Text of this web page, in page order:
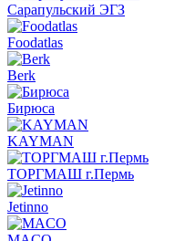
Сарапульский ЭГЗ
Foodatlas
Berk
Бирюса
KAYMAN
ТОРГМАШ г.Пермь
Jetinno